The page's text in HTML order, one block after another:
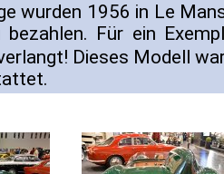
wurden 1956 in Le
Für ein
Dieses Modell